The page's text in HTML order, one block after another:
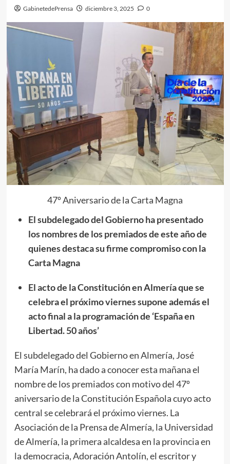
GabinetedePrensa diciembre 3, 2025 0
47º Aniversario de la Carta Magna
El subdelegado del Gobierno ha presentado
los nombres de los premiados de este año de
quienes destaca su firme compromiso con la
Carta Magna
El acto de la Constitución en Almería que se
celebra el próximo viernes supone además el
acto final a la programación de ‘España en
Libertad. 50 años’
El subdelegado del Gobierno en Almería, José
María Marín, ha dado a conocer esta mañana el
nombre de los premiados con motivo del 47º
aniversario de la Constitución Española cuyo acto
central se celebrará el próximo viernes. La
Asociación de la Prensa de Almería, la Universidad
de Almería, la primera alcaldesa en la provincia en
la democracia, Adoración Antolín, el escritor y